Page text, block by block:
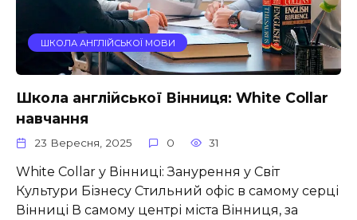
ШКОЛА АНГЛІЙСЬКОЇ МОВИ
Школа англійської Вінниця: White Collar
навчання
23 Вересня, 2025 0 31
White Collar у Вінниці: Занурення у Світ
Культури Бізнесу Стильний офіс в самому серці
Вінниці В самому центрі міста Вінниця, за